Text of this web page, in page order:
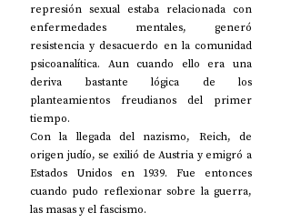
represión sexual estaba relacionada con
enfermedades mentales, generó
resistencia y desacuerdo en la comunidad
psicoanalítica. Aun cuando ello era una
deriva bastante lógica de los
planteamientos freudianos del primer
tiempo.
Con la llegada del nazismo, Reich, de
origen judío, se exilió de Austria y emigró a
Estados Unidos en 1939. Fue entonces
cuando pudo reflexionar sobre la guerra,
las masas y el fascismo.